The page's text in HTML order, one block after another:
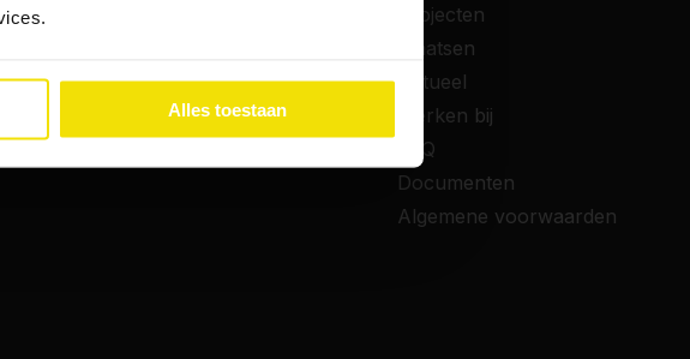
Alles toestaan
Contact
Vriendendeal
Projecten
Plaatsen
Actueel
Werken bij
FAQ
Documenten
Algemene voorwaarden